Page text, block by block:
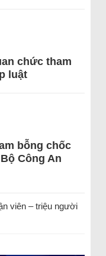
chức tham
luật
bỗng chốc
Công An
viên – triệu người